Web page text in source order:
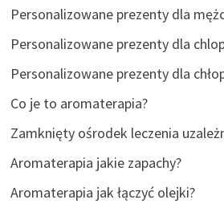
Personalizowane prezenty dla
Personalizowane prezenty dla
Personalizowane prezenty dla
Co je to aromaterapia?
Zamknięty ośrodek leczenia
Aromaterapia jakie zapachy?
Aromaterapia jak łączyć olejki?